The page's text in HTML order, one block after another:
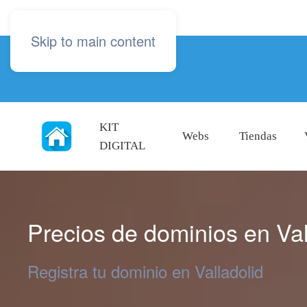
Skip to main content
KIT
DIGITAL
Webs Tiendas
Precios de dominios en
Registra tu dominio en Valladolid